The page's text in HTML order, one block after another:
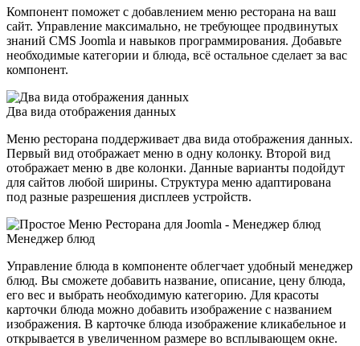
Компонент поможет с добавлением меню ресторана на ваш
сайт. Управление максимально, не требующее продвинутых
знаний CMS Joomla и навыков программирования. Добавьте
необходимые категории и блюда, всё остальное сделает за вас
компонент.
Два вида отображения данных
Меню ресторана поддерживает два вида отображения данных.
Первый вид отображает меню в одну колонку. Второй вид
отображает меню в две колонки. Данные варианты подойдут
для сайтов любой ширины. Структура меню адаптирована
под разные разрешения дисплеев устройств.
Менеджер блюд
Управление блюда в компоненте облегчает удобный менеджер
блюд. Вы сможете добавить название, описание, цену блюда,
его вес и выбрать необходимую категорию. Для красоты
карточки блюда можно добавить изображение с названием
изображения. В карточке блюда изображение кликабельное и
открывается в увеличенном размере во всплывающем окне.